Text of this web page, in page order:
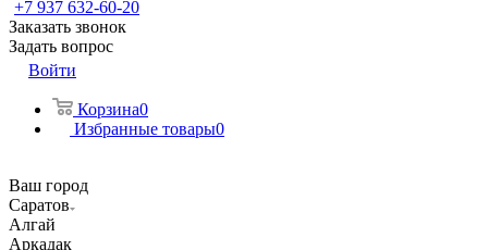
+7 937 632-60-20
Заказать звонок
Задать вопрос
Войти
Корзина0
Избранные товары0
Ваш город
Саратов
Алгай
Аркадак